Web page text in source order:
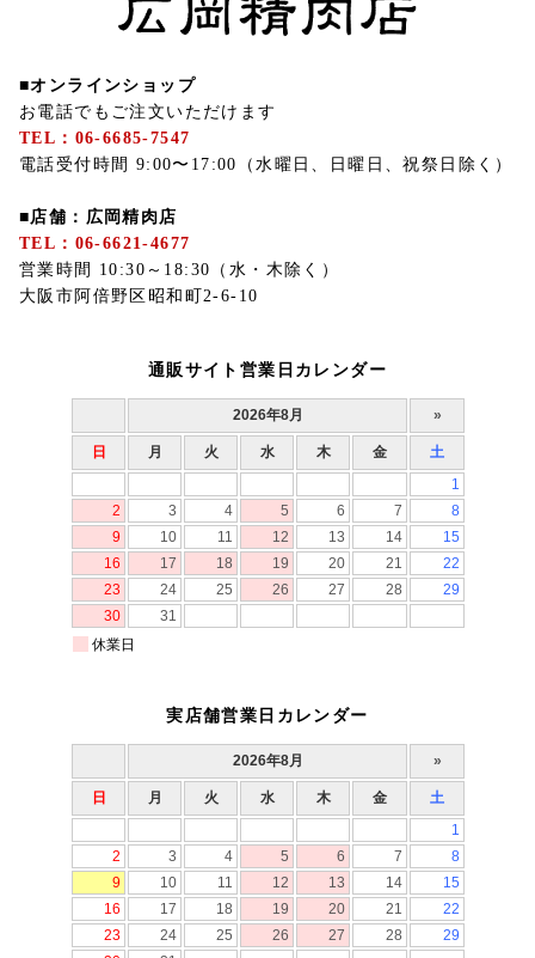
■オンラインショップ
お電話でもご注文いただけます
TEL：06-6685-7547
電話受付時間 9:00〜17:00（水曜日、日曜日、祝祭日除く）
■店舗：広岡精肉店
TEL：06-6621-4677
営業時間 10:30～18:30（水・木除く）
大阪市阿倍野区昭和町2-6-10
通販サイト営業日カレンダー
実店舗営業日カレンダー